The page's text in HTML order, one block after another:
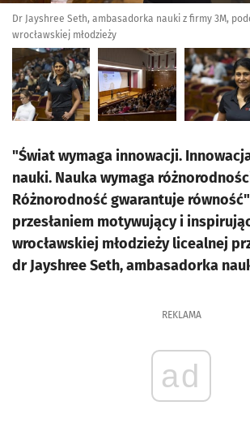
Dr Jayshree Seth, ambasadorka nauki z firmy 3M,
wrocławskiej młodzieży
"Świat wymaga innowacji.
nauki. Nauka wymaga
Różnorodność gwarantuje
przesłaniem motywujący i
wrocławskiej młodzieży licealnej
dr Jayshree Seth, ambasadorka
REKLAMA
ad